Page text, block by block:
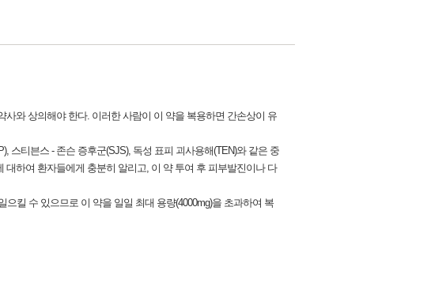
와 상의해야 한다. 이러한 사람이 이 약을 복용하면 간손상이 유
스티븐스 - 존슨 증후군(SJS), 독성 표피 괴사용해(TEN)와 같은 중
하여 환자들에게 충분히 알리고, 이 약 투여 후 피부발진이나 다
킬 수 있으므로 이 약을 일일 최대 용량(4000mg)을 초과하여 복